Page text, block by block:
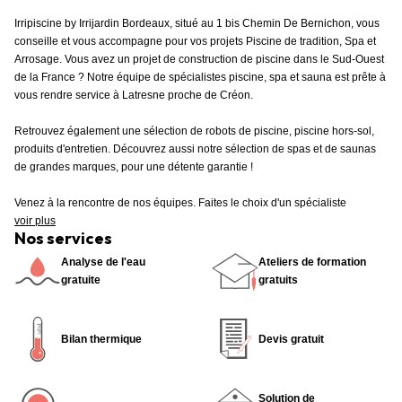
Irripiscine by Irrijardin Bordeaux, situé au 1 bis Chemin De Bernichon, vous
conseille et vous accompagne pour vos projets Piscine de tradition, Spa et
Arrosage. Vous avez un projet de construction de piscine dans le Sud-Ouest
de la France ? Notre équipe de spécialistes piscine, spa et sauna est prête à
vous rendre service à Latresne proche de Créon.
Retrouvez également une sélection de robots de piscine, piscine hors-sol,
produits d'entretien. Découvrez aussi notre sélection de spas et de saunas
de grandes marques, pour une détente garantie !
Venez à la rencontre de nos équipes. Faites le choix d'un spécialiste
voir plus
Nos services
Analyse de l'eau
gratuite
Ateliers de formation
gratuits
Bilan thermique Devis gratuit
Solution de